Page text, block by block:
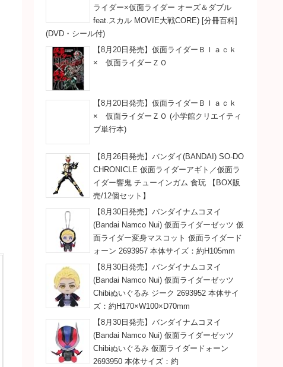
ライダー×仮面ライダー オーズ＆ダブル
feat.スカル MOVIE大戦CORE) [分冊百科]
(DVD・シール付)
【8月20日発売】仮面ライダーＢｌａｃｋ
× 仮面ライダーＺＯ
【8月20日発売】仮面ライダーＢｌａｃｋ
× 仮面ライダーＺＯ (小学館クリエイティ
ブ単行本)
【8月26日発売】バンダイ(BANDAI) SO-DO
CHRONICLE 仮面ライダーアギト／仮面ラ
イダー響鬼 チューインガム 食玩 【BOX販
売/12個セット】
【8月30日発売】バンダイナムコヌイ
(Bandai Namco Nui) 仮面ライダーゼッツ 仮
面ライダー変身マスコット 仮面ライダード
ォーン 2693957 本体サイズ：約H105mm
【8月30日発売】バンダイナムコヌイ
(Bandai Namco Nui) 仮面ライダーゼッツ
Chibiぬいぐるみ ジーク 2693952 本体サイ
ズ：約H170×W100×D70mm
【8月30日発売】バンダイナムコヌイ
(Bandai Namco Nui) 仮面ライダーゼッツ
Chibiぬいぐるみ 仮面ライダードォーン
2693950 本体サイズ：約